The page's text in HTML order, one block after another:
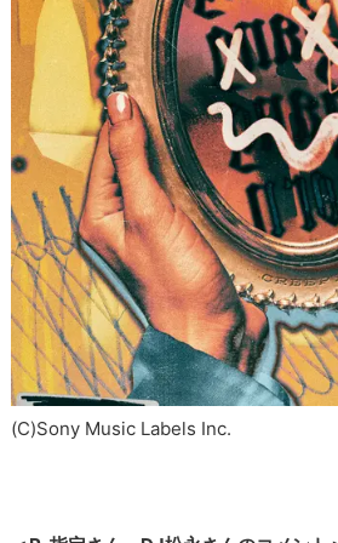
(C)Sony Music Labels Inc.